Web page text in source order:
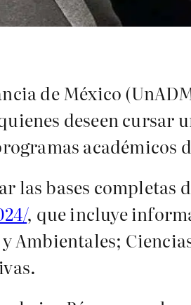
de México
deseen
académicos
las bases completas
, que incluye
Ambientales;